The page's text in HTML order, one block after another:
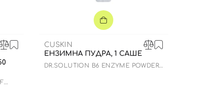
CUSKIN
ЕНЗИМНА ПУДРА, 1 САШЕ
DR.SOLUTION B6 ENZYME POWDER